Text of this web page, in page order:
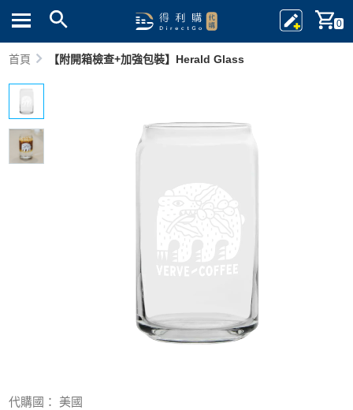
0
首頁 【附開箱檢查+加強包裝】Herald Glass
代購國： 美國